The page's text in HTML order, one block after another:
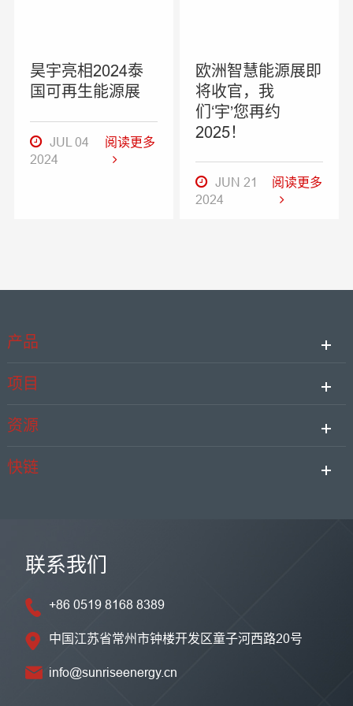
昊宇亮相2024泰
国可再生能源展
JUL 04
2024
阅读更多
欧洲智慧能源展即
将收官，我
们‘宇’您再约
2025！
JUN 21
2024
阅读更多
产品
项目
资源
快链
联系我们
+86 0519 8168 8389
中国江苏省常州市钟楼开发区童子河西路20号
info@sunriseenergy.cn